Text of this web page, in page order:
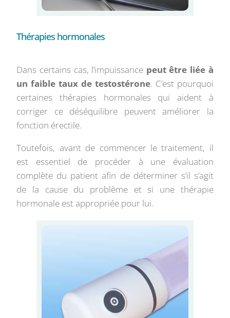
Thérapies hormonales
Dans certains cas, l’impuissance peut être liée à
un faible taux de testostérone. C’est pourquoi
certaines thérapies hormonales qui aident à
corriger ce déséquilibre peuvent améliorer la
fonction érectile.
Toutefois, avant de commencer le traitement, il
est essentiel de procéder à une évaluation
complète du patient afin de déterminer s’il s’agit
de la cause du problème et si une thérapie
hormonale est appropriée pour lui.